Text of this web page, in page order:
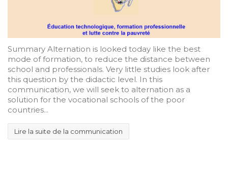
Summary Alternation is looked today like the best
mode of formation, to reduce the distance between
school and professionals. Very little studies look after
this question by the didactic level. In this
communication, we will seek to alternation as a
solution for the vocational schools of the poor
countries...
Lire la suite de la communication